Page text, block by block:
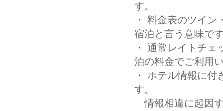
す。
・ 料金表のツイ
宿泊と言う意味で
・ 通常レイトチ
泊の料金でご利用
・ ホテル情報に
す。
情報相違に起因